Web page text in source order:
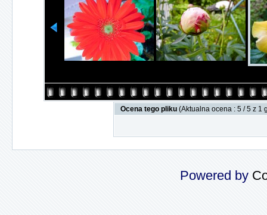
Ocena tego pliku (Aktualna ocena : 5 / 5 z 1
Powered by